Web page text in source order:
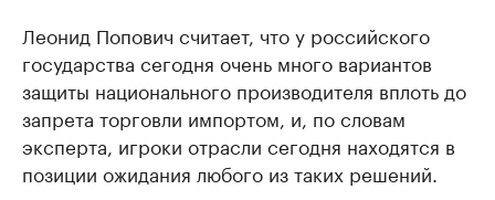
Леонид Попович считает, что у российского
государства сегодня очень много вариантов
защиты национального производителя вплоть до
запрета торговли импортом, и, по словам
эксперта, игроки отрасли сегодня находятся в
позиции ожидания любого из таких решений.